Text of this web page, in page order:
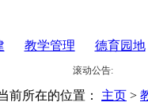
教学管理 德育园地
滚动公告:
前所在的位置： 主页 >